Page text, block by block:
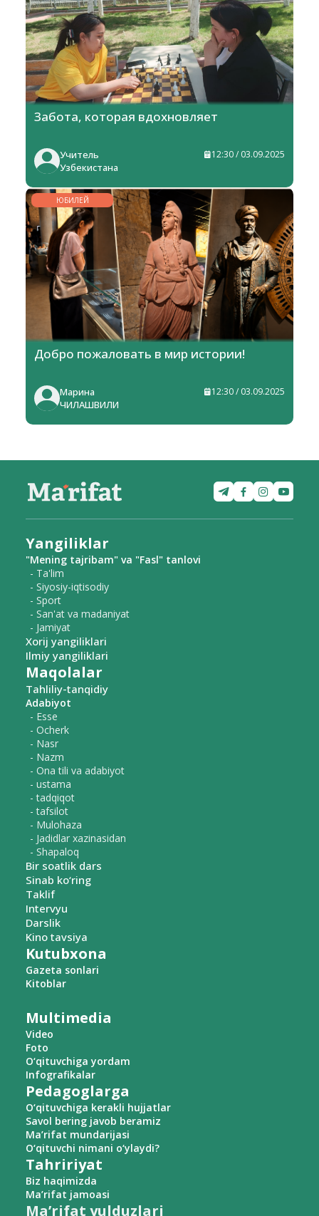
Забота, которая вдохновляет
Учитель
Узбекистана
12:30 / 03.09.2025
ЮБИЛЕЙ
Добро пожаловать в мир истории!
Марина
ЧИЛАШВИЛИ
12:30 / 03.09.2025
Yangiliklar
"Mening tajribam" va "Fasl" tanlovi
- Ta'lim
- Siyosiy-iqtisodiy
- Sport
- San'at va madaniyat
- Jamiyat
Xorij yangiliklari
Ilmiy yangiliklari
Maqolalar
Tahliliy-tanqidiy
Adabiyot
- Esse
- Ocherk
- Nasr
- Nazm
- Ona tili va adabiyot
- ustama
- tadqiqot
- tafsilot
- Mulohaza
- Jadidlar xazinasidan
- Shapaloq
Bir soatlik dars
Sinab ko‘ring
Taklif
Intervyu
Darslik
Kino tavsiya
Kutubxona
Gazeta sonlari
Kitoblar
Multimedia
Video
Foto
O‘qituvchiga yordam
Infografikalar
Pedagoglarga
O‘qituvchiga kerakli hujjatlar
Savol bering javob beramiz
Ma’rifat mundarijasi
O‘qituvchi nimani o‘ylaydi?
Tahririyat
Biz haqimizda
Ma’rifat jamoasi
Ma’rifat yulduzlari